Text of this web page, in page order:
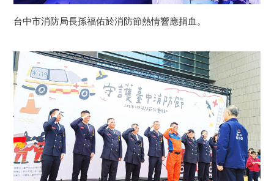
台中市消防局長孫福佑於消防節熱情響應捐血。